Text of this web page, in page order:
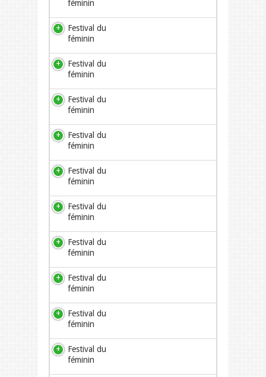
féminin
Festival du
féminin
Festival du
féminin
Festival du
féminin
Festival du
féminin
Festival du
féminin
Festival du
féminin
Festival du
féminin
Festival du
féminin
Festival du
féminin
Festival du
féminin